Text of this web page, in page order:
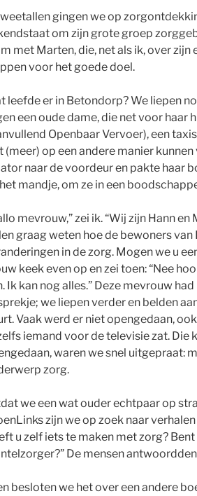
gingen we op
om zijn grote groep
met Marten, die, net als ik, over zijn
voor het goede doel.
leefde er in Betondorp? We liepen
een oude dame, die net voor haar
Openbaar Vervoer), een
(meer) op een andere manier
naar de voordeur en pakte haar
mandje, om ze in een
mevrouw,” zei ik. “Wij zijn Hann
graag weten hoe de bewoners
in de zorg. Mogen we u
keek even op en zei toen: “Nee
Ik kan nog alles.” Deze mevrouw
we liepen verder en belden
Vaak werd er niet opengedaan,
iemand voor de televisie zat. Die
waren we snel uitgepraat:
zorg.
we een wat ouder echtpaar op
zijn we op zoek naar
u zelf iets te maken met zorg?
De mensen
besloten we het over een andere